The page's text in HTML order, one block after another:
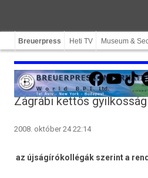
Breuerpress Heti TV Museum &
Facebook
YouTube
TikTok
Zágrábi kettős gyilkosság
2008. október 24 22:14
az újságírókollégák szerint a